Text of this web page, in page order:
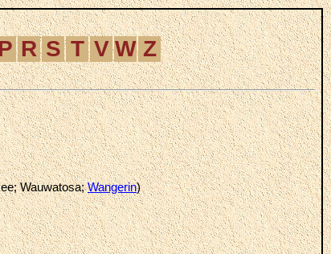
P R S T V W Z
Wauwatosa;Wangerin)